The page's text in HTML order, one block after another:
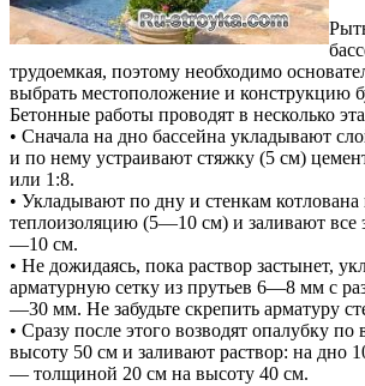
трудоемкая, поэтому необходимо
выбрать местоположение и конструкцию
Бетонные работы проводят в несколько
• Сначала на дно бассейна укладывают
и по нему устраивают стяжку (5 см)
или 1:8.
• Укладывают по дну и стенкам котлована
теплоизоляцию (5—10 см) и заливают все
—10 см.
• Не дожидаясь, пока раствор застынет,
арматурную сетку из прутьев 6—8 мм с
—30 мм. Не забудьте скрепить арматуру
• Сразу после этого возводят опалубку
высоту 50 см и заливают раствор: на дно
— толщиной 20 см на высоту 40 см.